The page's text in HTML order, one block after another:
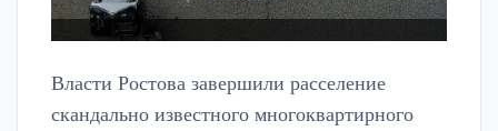
Власти Ростова завершили расселение
скандально известного многоквартирного